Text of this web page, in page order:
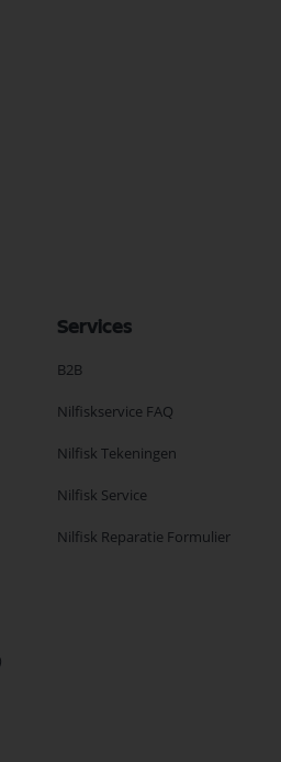
Services
B2B
Nilfiskservice FAQ
Nilfisk Tekeningen
Nilfisk Service
Nilfisk Reparatie Formulier